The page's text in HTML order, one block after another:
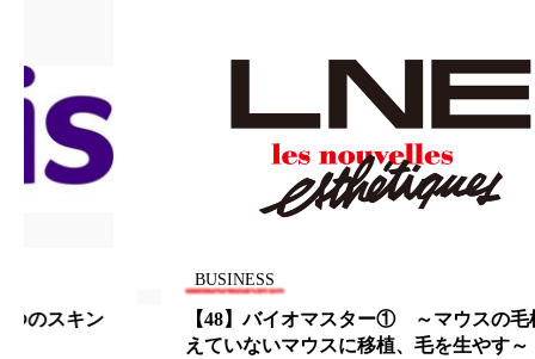
ヒアルロン酸
ビジネスモデル
フィトレチノール
フレグランス 冬 プロンプト ヘアケア
【48】バイオマスター① ～マウスの毛根を毛の生
えていないマウスに移植、毛を生やす～